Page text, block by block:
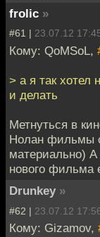
frolic »
#61 | 23.07.12
Кому: QoMSoL,
> а я так хотел
и делать
Метнуться в
Нолан фильмы
материально) А
нового фильма
Drunkey »
#62 | 23.07.12
Кому: Gizamov,